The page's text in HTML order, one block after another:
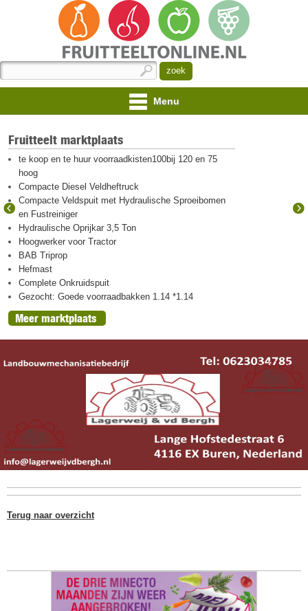
Menu
Fruitteelt marktplaats
te koop en te huur voorraadkisten100bij 120 en 75
hoog
Compacte Diesel Veldheftruck
Compacte Veldspuit met Hydraulische Sproeibomen
en Fustreiniger
Hydraulische Oprijkar 3,5 Ton
Hoogwerker voor Tractor
BAB Triprop
Hefmast
Complete Onkruidspuit
Gezocht: Goede voorraadbakken 1.14 *1.14
Meer marktplaats
Terug naar overzicht